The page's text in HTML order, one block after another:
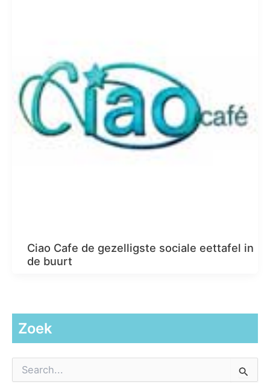
Ciao Cafe de gezelligste sociale eettafel in
de buurt
Zoek